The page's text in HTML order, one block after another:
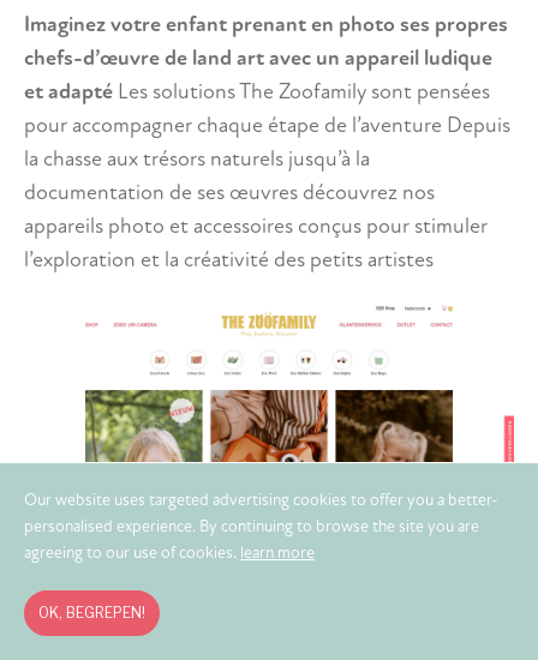
Imaginez votre enfant prenant en photo ses propres
chefs-d’œuvre de land art avec un appareil ludique
et adapté Les solutions The Zoofamily sont pensées
pour accompagner chaque étape de l’aventure Depuis
la chasse aux trésors naturels jusqu’à la
documentation de ses œuvres découvrez nos
appareils photo et accessoires conçus pour stimuler
l’exploration et la créativité des petits artistes
Offrez à votre enfant des outils pour capturer ses
Our website uses targeted advertising cookies to offer you a better-
personalised experience. By continuing to browse the site you are
agreeing to our use of cookies. learn more
OK, BEGREPEN!